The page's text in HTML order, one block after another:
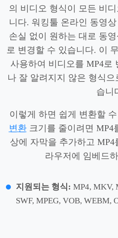
의 비디오 형식이 모든 비
니다. 워킹툴 온라인 동영
손실 없이 원하는 대로 동
로 변경할 수 있습니다. 이
사용하여 비디오를 MP4로
나 잘 알려지지 않은 형식
습니
이렇게 하면 쉽게 변환할
변환크기를 줄이려면 MP4
상에 자막을 추가하고
라우저에 임베드
지원되는 형식: MP4, MKV,
SWF, MPEG, VOB, WEBM,